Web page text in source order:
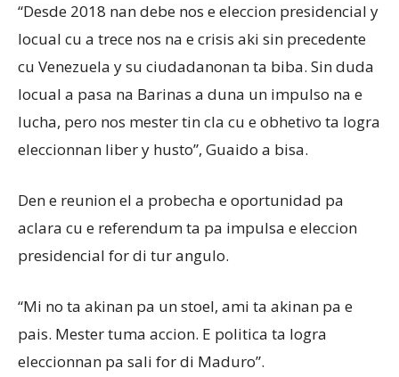
“Desde 2018 nan debe nos e eleccion presidencial y
locual cu a trece nos na e crisis aki sin precedente
cu Venezuela y su ciudadanonan ta biba. Sin duda
locual a pasa na Barinas a duna un impulso na e
lucha, pero nos mester tin cla cu e obhetivo ta logra
eleccionnan liber y husto”, Guaido a bisa.
Den e reunion el a probecha e oportunidad pa
aclara cu e referendum ta pa impulsa e eleccion
presidencial for di tur angulo.
“Mi no ta akinan pa un stoel, ami ta akinan pa e
pais. Mester tuma accion. E politica ta logra
eleccionnan pa sali for di Maduro”.